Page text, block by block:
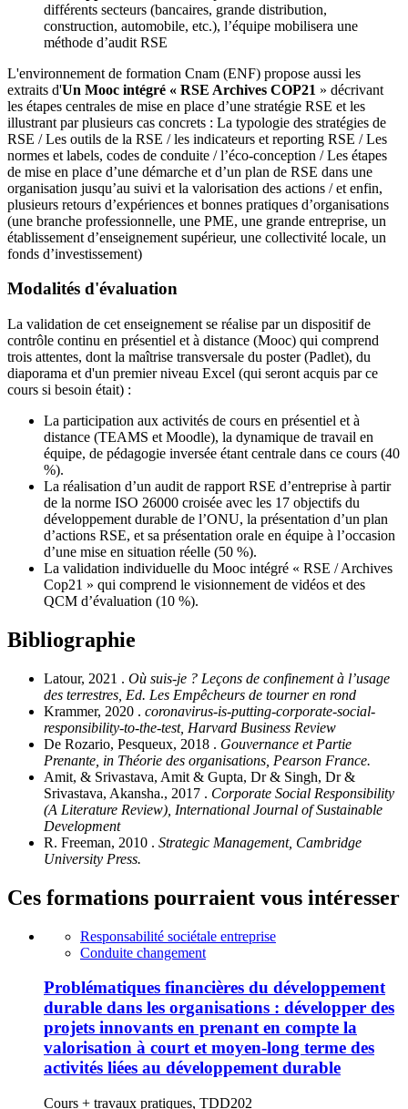
différents secteurs (bancaires, grande distribution,
construction, automobile, etc.), l’équipe mobilisera une
méthode d’audit RSE
L'environnement de formation Cnam (ENF) propose aussi les
extraits d'Un Mooc intégré « RSE Archives COP21 » décrivant
les étapes centrales de mise en place d’une stratégie RSE et les
illustrant par plusieurs cas concrets : La typologie des stratégies de
RSE / Les outils de la RSE / les indicateurs et reporting RSE / Les
normes et labels, codes de conduite / l’éco-conception / Les étapes
de mise en place d’une démarche et d’un plan de RSE dans une
organisation jusqu’au suivi et la valorisation des actions / et enfin,
plusieurs retours d’expériences et bonnes pratiques d’organisations
(une branche professionnelle, une PME, une grande entreprise, un
établissement d’enseignement supérieur, une collectivité locale, un
fonds d’investissement)
Modalités d'évaluation
La validation de cet enseignement se réalise par un dispositif de
contrôle continu en présentiel et à distance (Mooc) qui comprend
trois attentes, dont la maîtrise transversale du poster (Padlet), du
diaporama et d'un premier niveau Excel (qui seront acquis par ce
cours si besoin était) :
La participation aux activités de cours en présentiel et à
distance (TEAMS et Moodle), la dynamique de travail en
équipe, de pédagogie inversée étant centrale dans ce cours (40
%).
La réalisation d’un audit de rapport RSE d’entreprise à partir
de la norme ISO 26000 croisée avec les 17 objectifs du
développement durable de l’ONU, la présentation d’un plan
d’actions RSE, et sa présentation orale en équipe à l’occasion
d’une mise en situation réelle (50 %).
La validation individuelle du Mooc intégré « RSE / Archives
Cop21 » qui comprend le visionnement de vidéos et des
QCM d’évaluation (10 %).
Bibliographie
Latour, 2021 . Où suis-je ? Leçons de confinement à l’usage
des terrestres, Ed. Les Empêcheurs de tourner en rond
Krammer, 2020 . coronavirus-is-putting-corporate-social-
responsibility-to-the-test, Harvard Business Review
De Rozario, Pesqueux, 2018 . Gouvernance et Partie
Prenante, in Théorie des organisations, Pearson France.
Amit, & Srivastava, Amit & Gupta, Dr & Singh, Dr &
Srivastava, Akansha., 2017 . Corporate Social Responsibility
(A Literature Review), International Journal of Sustainable
Development
R. Freeman, 2010 . Strategic Management, Cambridge
University Press.
Ces formations pourraient vous intéresser
Responsabilité sociétale entreprise
Conduite changement
Problématiques financières du développement
durable dans les organisations : développer des
projets innovants en prenant en compte la
valorisation à court et moyen-long terme des
activités liées au développement durable
Cours + travaux pratiques, TDD202